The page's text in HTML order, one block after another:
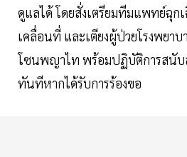
ดูแลได้ โดยสั่งเตรียมทีมแพทย์ฉุก
เคลื่อนที่ และเตียงผู้ป่วยโรงพยา
โซนพญาไท พร้อมปฏิบัติการสนับ
ทันทีหากได้รับการร้องขอ